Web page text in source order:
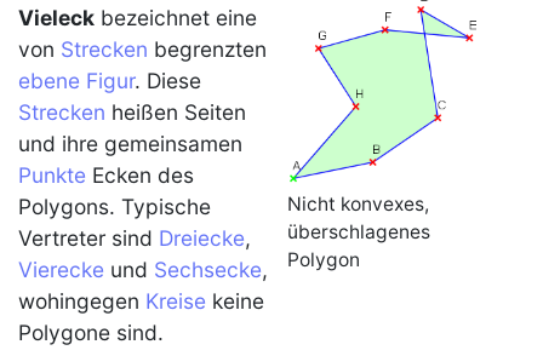
Nicht konvexes,
überschlagenes
Polygon
Vieleck bezeichnet eine
von Strecken begrenzten
ebene Figur. Diese
Strecken heißen Seiten
und ihre gemeinsamen
Punkte Ecken des
Polygons. Typische
Vertreter sind Dreiecke,
Vierecke und Sechsecke,
wohingegen Kreise keine
Polygone sind.